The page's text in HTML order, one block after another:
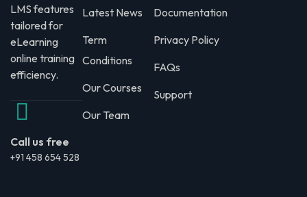
LMS features
tailored for
eLearning
online training
efficiency.
Call us free
+91 458 654 528
Latest News
Term
Conditions
Our Courses
Our Team
Documentation
Privacy Policy
FAQs
Support